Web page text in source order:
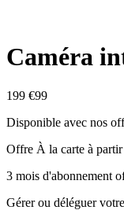
Caméra
199 €99
Disponible avec nos
Offre À la carte à
3 mois d'abonnement
Gérer ou déléguer